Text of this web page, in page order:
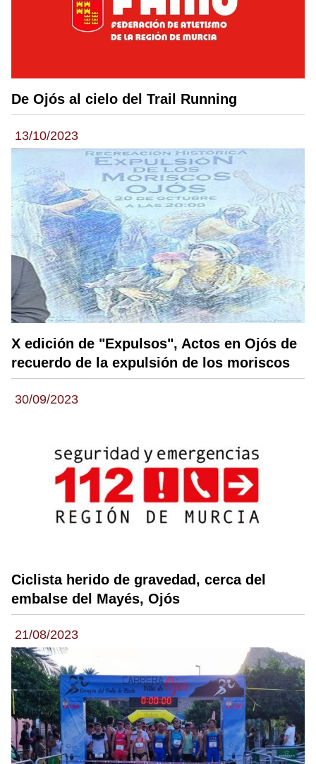
De Ojós al cielo del Trail Running
13/10/2023
X edición de "Expulsos", Actos en Ojós de
recuerdo de la expulsión de los moriscos
30/09/2023
Ciclista herido de gravedad, cerca del
embalse del Mayés, Ojós
21/08/2023